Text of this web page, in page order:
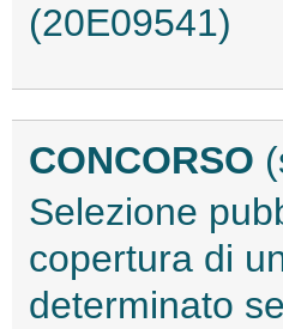
(20E09541)
CONCORSO
Selezione
copertura di
determinato